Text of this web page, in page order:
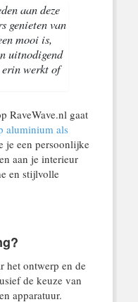
aan deze
genieten van
mooi is,
uitnodigend
werkt of
RaveWave.nl gaat
aluminium als
je een persoonlijke
aan je interieur
en stijlvolle
het ontwerp en de
de keuze van
apparatuur.